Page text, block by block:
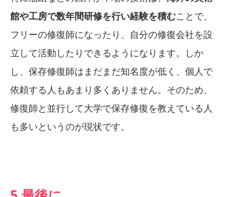
館や工房で数年間研修を行い経験を積むことで、
フリーの修復師になったり、自分の修復会社を設
立して活動したりできるようになります。しか
し、保存修復師はまだまだ知名度が低く、個人で
依頼する人もあまり多くありません。そのため、
修復師と並行して大学で保存修復を教えている人
も多いというのが現状です。